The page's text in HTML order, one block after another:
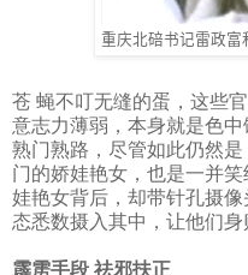
重庆北碚书记雷政富
苍 蝇不叮无缝的蛋，这些
意志力薄弱，本身就是色
熟门熟路，尽管如此仍然
门的娇娃艳女，也是一并
娃艳女背后，却带针孔摄
态悉数摄入其中，让他们身
霹雳手段 祛邪扶正